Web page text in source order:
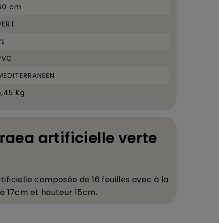
cm
Kg
artificielle verte
composée de 16 feuilles avecà la
17cm et hauteur 15cm.